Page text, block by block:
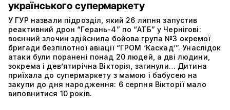
українського супермаркету
У ГУР назвали підрозділ, який 26 липня запустив
реактивний дрон “Герань-4” по “АТБ” у Чернігові:
воєнний злочин здійснила бойова група №3 окремої
бригади безпілотної авіації “ГРОМ ‘Каскад’”. Унаслідок
атаки були поранені понад 20 людей, а дві людини,
зокрема і дев’ятирічна Вікторія, загинули… Дитина
приїхала до супермаркету з мамою і бабусею на
закупи до дня народження: 6 серпня Вікторії мало
виповнитися 10 років.